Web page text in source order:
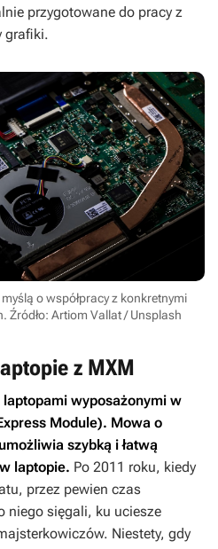
przygotowane do pracy z
grafiki.
o współpracy z konkretnymi
Źródło: Artiom Vallat / Unsplash
z MXM
wyposażonymi w
Module). Mowa o
szybką i łatwą
laptopie. Po 2011 roku, kiedy
przez pewien czas
niego sięgali, ku uciesze
Niestety, gdy